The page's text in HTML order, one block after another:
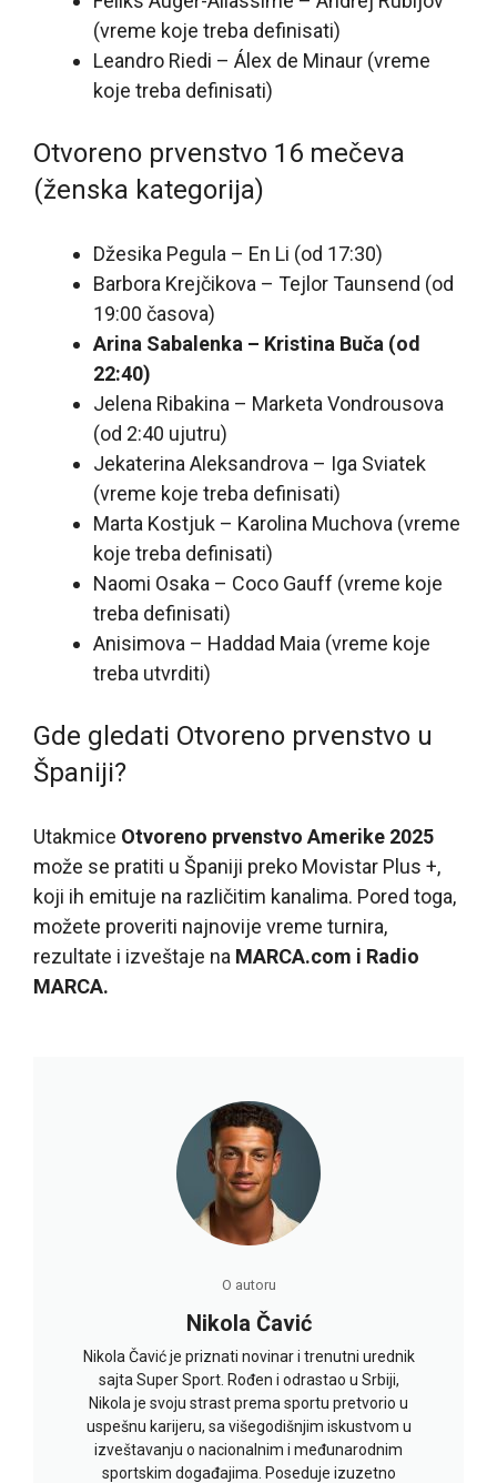
(vreme koje treba definisati)
Leandro Riedi – Álex de Minaur (vreme
koje treba definisati)
Otvoreno prvenstvo 16 mečeva
(ženska kategorija)
Džesika Pegula – En Li (od 17:30)
Barbora Krejčikova – Tejlor Taunsend (od
19:00 časova)
Arina Sabalenka – Kristina Buča (od
22:40)
Jelena Ribakina – Marketa Vondrousova
(od 2:40 ujutru)
Jekaterina Aleksandrova – Iga Sviatek
(vreme koje treba definisati)
Marta Kostjuk – Karolina Muchova (vreme
koje treba definisati)
Naomi Osaka – Coco Gauff (vreme koje
treba definisati)
Anisimova – Haddad Maia (vreme koje
treba utvrditi)
Gde gledati Otvoreno prvenstvo u
Španiji?
Utakmice Otvoreno prvenstvo Amerike 2025
može se pratiti u Španiji preko Movistar Plus +,
koji ih emituje na različitim kanalima. Pored toga,
možete proveriti najnovije vreme turnira,
rezultate i izveštaje na MARCA.com i Radio
MARCA.
O autoru
Nikola Čavić
Nikola Čavić je priznati novinar i trenutni urednik
sajta Super Sport. Rođen i odrastao u Srbiji,
Nikola je svoju strast prema sportu pretvorio u
uspešnu karijeru, sa višegodišnjim iskustvom u
izveštavanju o nacionalnim i međunarodnim
sportskim događajima. Poseduje izuzetno